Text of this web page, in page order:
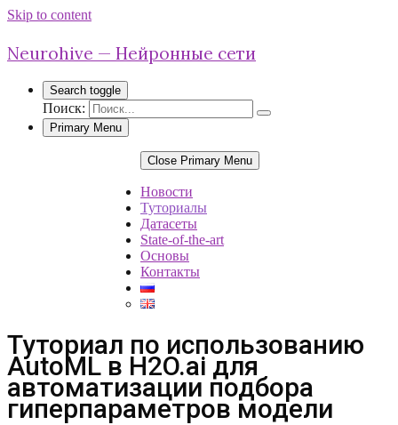
Skip to content
Neurohive — Нейронные сети
Search toggle
Поиск:
Primary Menu
Close Primary Menu
Новости
Туториалы
Датасеты
State-of-the-art
Основы
Контакты
Туториал по использованию
AutoML в H2O.ai для
автоматизации подбора
гиперпараметров модели